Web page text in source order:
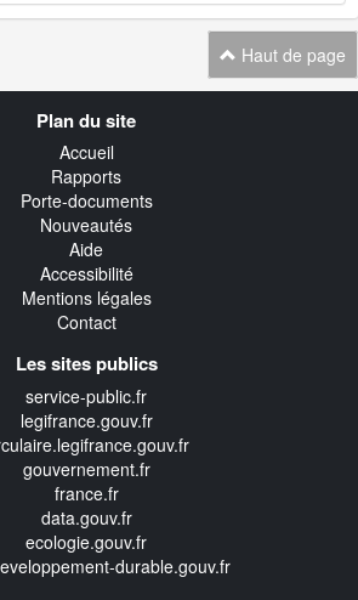
Haut de page
Plan du site
Accueil
Rapports
Porte-documents
Nouveautés
Aide
Accessibilité
Mentions légales
Contact
Les sites publics
service-public.fr
legifrance.gouv.fr
gouvernement.fr
france.fr
data.gouv.fr
ecologie.gouv.fr
durable.gouv.fr